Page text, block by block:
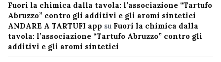
Fuori la chimica dalla tavola: l’associazione “Tartufo
Abruzzo” contro gli additivi e gli aromi sintetici
ANDARE A TARTUFI app su Fuori la chimica dalla
tavola: l’associazione “Tartufo Abruzzo” contro gli
additivi e gli aromi sintetici